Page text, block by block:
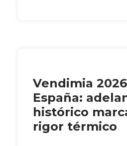
Vendimia
España:
histórico
rigor térmico